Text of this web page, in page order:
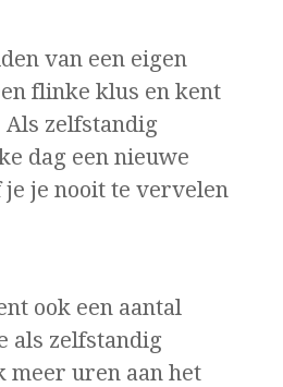
van een eigen
flinke klus en kent
zelfstandig
dag een nieuwe
je nooit te vervelen
ook een aantal
als zelfstandig
meer uren aan het